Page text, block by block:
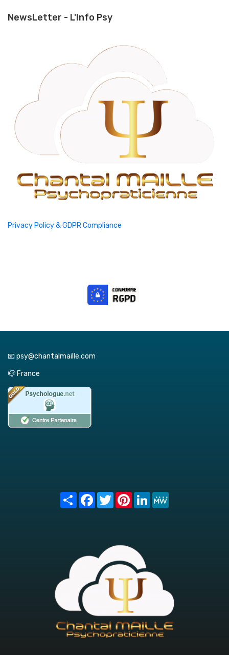
NewsLetter - L'Info Psy
Privacy Policy & GDPR Compliance
📧 psy@chantalmaille.com
📪 France
Share FacebookTwitterPinterest
LinkedIn